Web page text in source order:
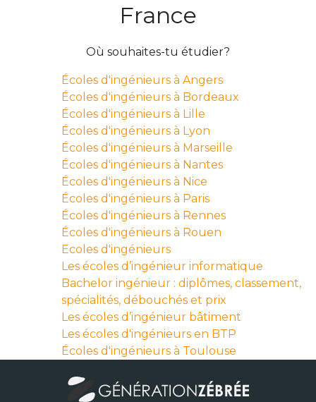
France
Où souhaites-tu étudier?
Écoles d'ingénieurs à Angers
Écoles d'ingénieurs à Bordeaux
Écoles d'ingénieurs à Lille
Écoles d'ingénieurs à Lyon
Écoles d'ingénieurs à Marseille
Écoles d'ingénieurs à Nantes
Écoles d'ingénieurs à Nice
Écoles d'ingénieurs à Paris
Écoles d'ingénieurs à Rennes
Écoles d'ingénieurs à Rouen
Ecoles d'ingénieurs
Les écoles d’ingénieur informatique
Bachelor ingénieur : diplômes, classement,
spécialités, débouchés et prix
Les écoles d’ingénieur bâtiment
Les écoles d'ingénieurs en BTP
Écoles d'ingénieurs à Toulouse